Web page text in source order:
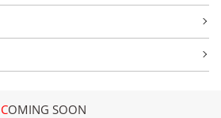
COMING SOON